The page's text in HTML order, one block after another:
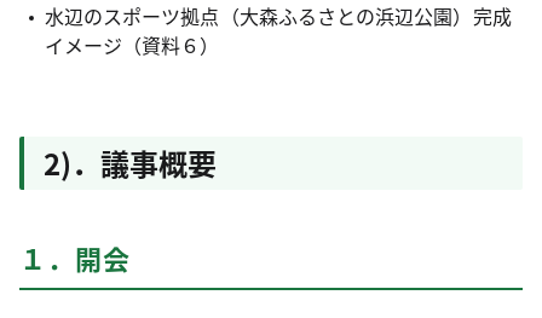
水辺のスポーツ拠点（大森ふるさとの浜辺公園）完成
イメージ（資料６）
2)．議事概要
１．開会